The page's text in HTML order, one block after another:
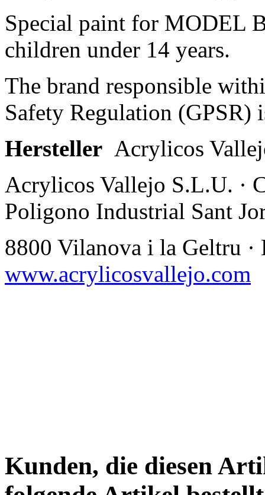
Special paint for MODEL
children under 14 years.
The brand responsible
Safety Regulation (GPSR)
Hersteller Acrylicos
Acrylicos Vallejo S.L.U. ·
Poligono Industrial Sant
8800 Vilanova i la Geltru ·
www.acrylicosvallejo.com
Kunden, die diesen